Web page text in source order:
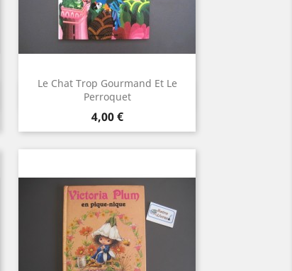
Le Chat Trop Gourmand Et Le
Perroquet
Prix
4,00 €
Aperçu rapide